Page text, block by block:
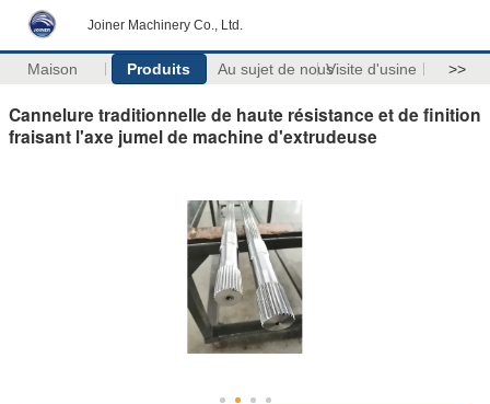
Joiner Machinery Co., Ltd.
Maison Produits Au sujet de nousVisite d'usine >>
Cannelure traditionnelle de haute résistance et de finition
fraisant l'axe jumel de machine d'extrudeuse